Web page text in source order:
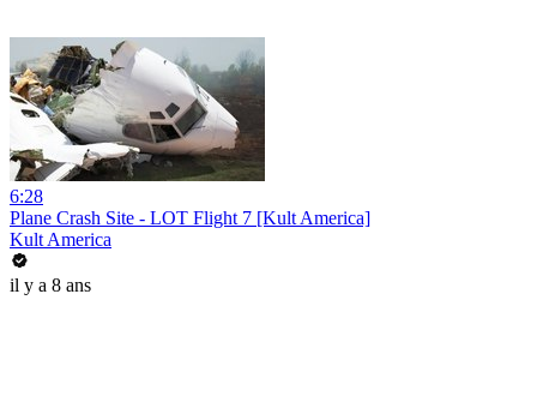
6:28
Plane Crash Site - LOT Flight 7 [Kult America]
Kult America
il y a 8 ans